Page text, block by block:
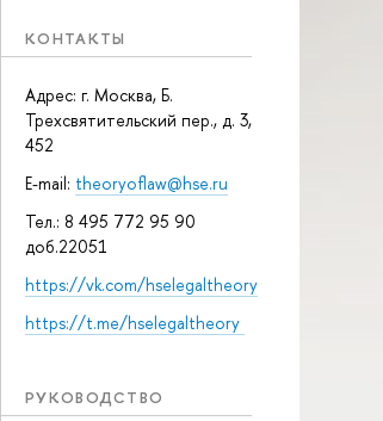
КОНТАКТЫ
Адрес: г. Москва, Б.
Трехсвятительский пер., д. 3,
452
E-mail: theoryoflaw@hse.ru
Тел.: 8 495 772 95 90
доб.22051
https://vk.com/hselegaltheory
https://t.me/hselegaltheory
РУКОВОДСТВО